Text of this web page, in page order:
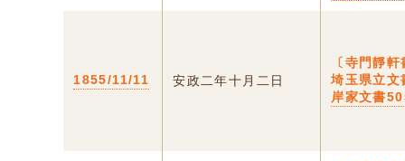
1855/11/11 安政二年十月二日
〔寺門靜
埼玉県立文
岸家文書